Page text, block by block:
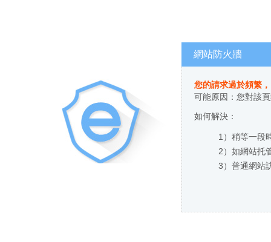
網站防火牆
您的請求過於頻繁
可能原因：您對
如何解決：
1）稍等一段時
2）如網站托管
3）普通網站訪